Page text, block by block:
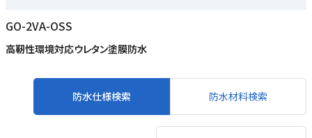
GO-2VA-OSS
高靭性環境対応ウレタン塗膜防水
防水仕様検索 防水材料検索